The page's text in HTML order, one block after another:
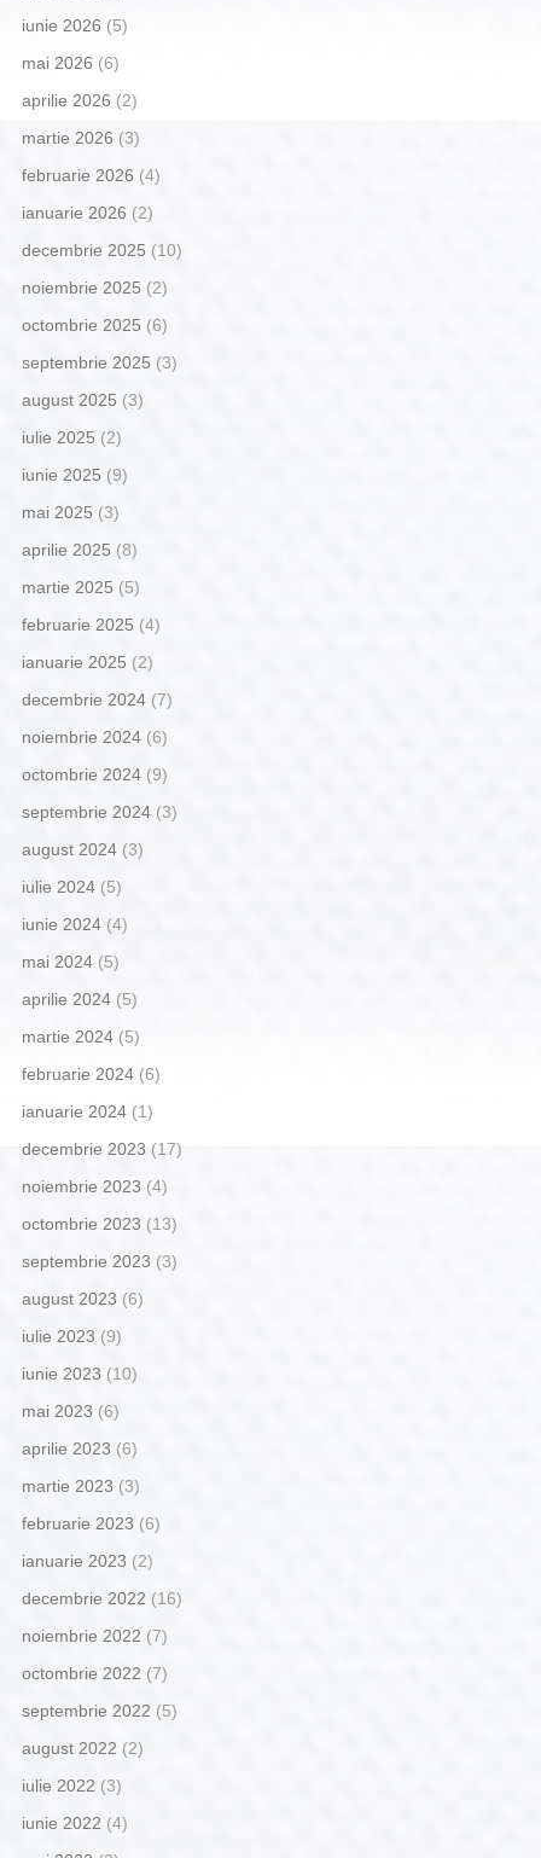
iunie 2026 (5)
mai 2026 (6)
aprilie 2026 (2)
martie 2026 (3)
februarie 2026 (4)
ianuarie 2026 (2)
decembrie 2025 (10)
noiembrie 2025 (2)
octombrie 2025 (6)
septembrie 2025 (3)
august 2025 (3)
iulie 2025 (2)
iunie 2025 (9)
mai 2025 (3)
aprilie 2025 (8)
martie 2025 (5)
februarie 2025 (4)
ianuarie 2025 (2)
decembrie 2024(7)
noiembrie 2024(6)
octombrie 2024(9)
septembrie 2024(3)
august 2024(3)
iulie 2024(5)
iunie 2024(4)
mai 2024(5)
aprilie 2024(5)
martie 2024(5)
februarie 2024(6)
ianuarie 2024(1)
decembrie 2023 (17)
noiembrie 2023 (4)
octombrie 2023 (13)
septembrie 2023 (3)
august 2023 (6)
iulie 2023 (9)
iunie 2023 (10)
mai 2023 (6)
aprilie 2023 (6)
martie 2023 (3)
februarie 2023 (6)
ianuarie 2023 (2)
decembrie 2022 (16)
noiembrie 2022 (7)
octombrie 2022 (7)
septembrie 2022 (5)
august 2022 (2)
iulie 2022 (3)
iunie 2022 (4)